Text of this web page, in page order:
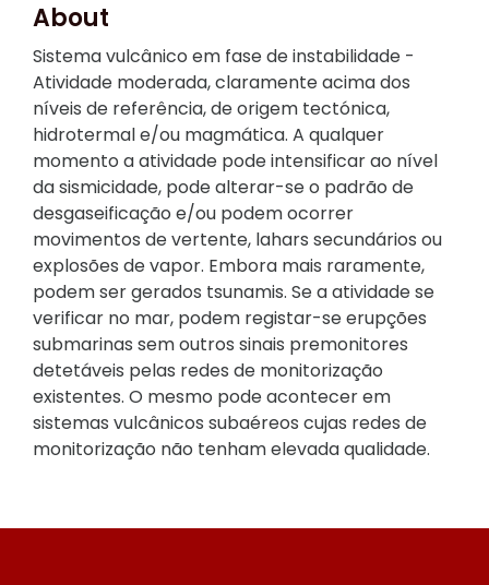
About
Sistema vulcânico em fase de instabilidade -
Atividade moderada, claramente acima dos
níveis de referência, de origem tectónica,
hidrotermal e/ou magmática. A qualquer
momento a atividade pode intensificar ao nível
da sismicidade, pode alterar-se o padrão de
desgaseificação e/ou podem ocorrer
movimentos de vertente, lahars secundários ou
explosões de vapor. Embora mais raramente,
podem ser gerados tsunamis. Se a atividade se
verificar no mar, podem registar-se erupções
submarinas sem outros sinais premonitores
detetáveis pelas redes de monitorização
existentes. O mesmo pode acontecer em
sistemas vulcânicos subaéreos cujas redes de
monitorização não tenham elevada qualidade.